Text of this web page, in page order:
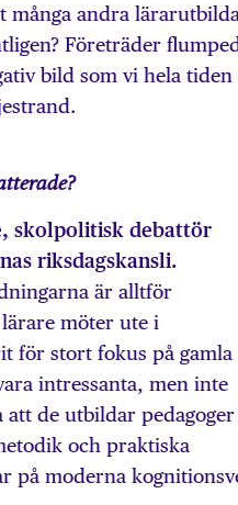
andra
Företräder
bild som vi hela
skolpolitisk debattör
riksdagskansli.
är alltför
möter ute i
för stort fokus på gamla
intressanta, men inte
att de utbildar pedagoger
och praktiska
på moderna